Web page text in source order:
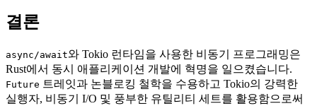
결론
async/await와 Tokio 런타임을 사용한 비동기 프로그래밍은
Rust에서 동시 애플리케이션 개발에 혁명을 일으켰습니다.
Future 트레잇과 논블로킹 철학을 수용하고 Tokio의 강력한
실행자, 비동기 I/O 및 풍부한 유틸리티 세트를 활용함으로써